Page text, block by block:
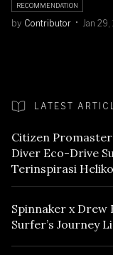
RECOMMENDATION
by Contributor Jan 29,
LATEST
Citizen Promaster
Diver Eco-Drive
Terinspirasi
Spinnaker x Drew
Surfer’s Journey